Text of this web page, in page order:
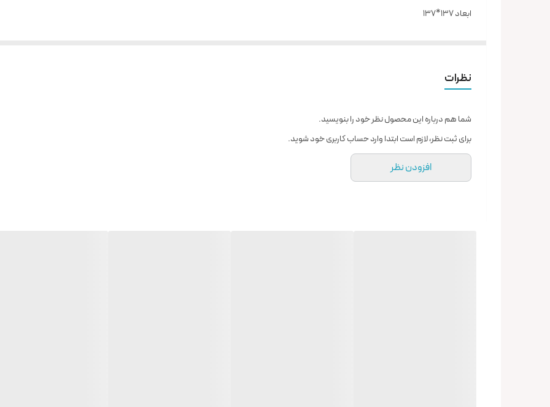
ابعاد 137*137
___
ارسال از تهران و هزینه ارسال به عهده خریدار می باشد.
نظرات
شما هم درباره این محصول نظر خود را بنویسید.
برای ثبت نظر، لازم است ابتدا وارد حساب کاربری خود شوید.
افزودن نظر